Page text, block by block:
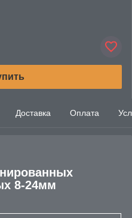
Доставка Оплата
8-24мм